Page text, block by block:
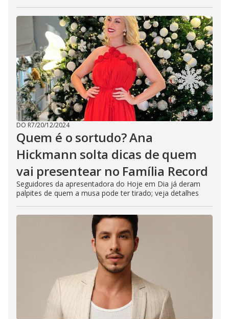
DO R7/20/12/2024
Quem é o sortudo? Ana
Hickmann solta dicas de quem
vai presentear no Família Record
Seguidores da apresentadora do Hoje em Dia já deram
palpites de quem a musa pode ter tirado; veja detalhes